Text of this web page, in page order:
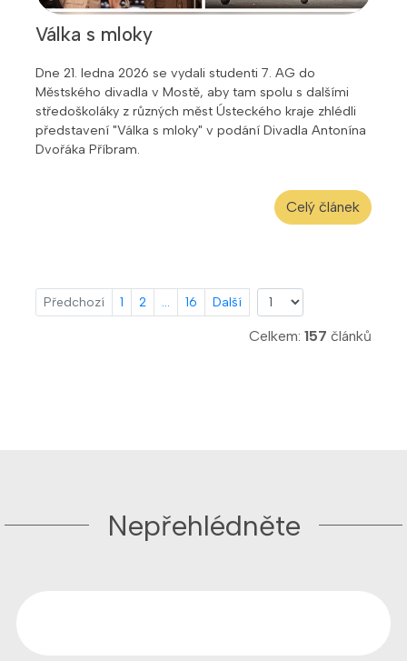
Válka s mloky
Dne 21. ledna 2026 se vydali studenti 7. AG do
Městského divadla v Mostě, aby tam spolu s dalšími
středoškoláky z různých měst Ústeckého kraje zhlédli
představení "Válka s mloky" v podání Divadla Antonína
Dvořáka Příbram.
Celý článek
Předchozí 1 2 ... 16 Další
Celkem: 157 článků
Nepřehlédněte